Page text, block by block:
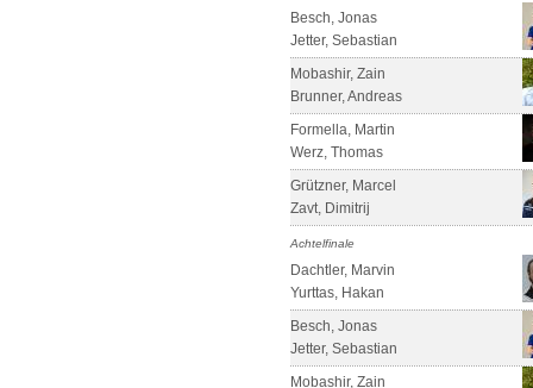
Besch, Jonas
Jetter, Sebastian
Mobashir, Zain
Brunner, Andreas
Formella, Martin
Werz, Thomas
Grützner, Marcel
Zavt, Dimitrij
Achtelfinale
Dachtler, Marvin
Yurttas, Hakan
Besch, Jonas
Jetter, Sebastian
Mobashir, Zain